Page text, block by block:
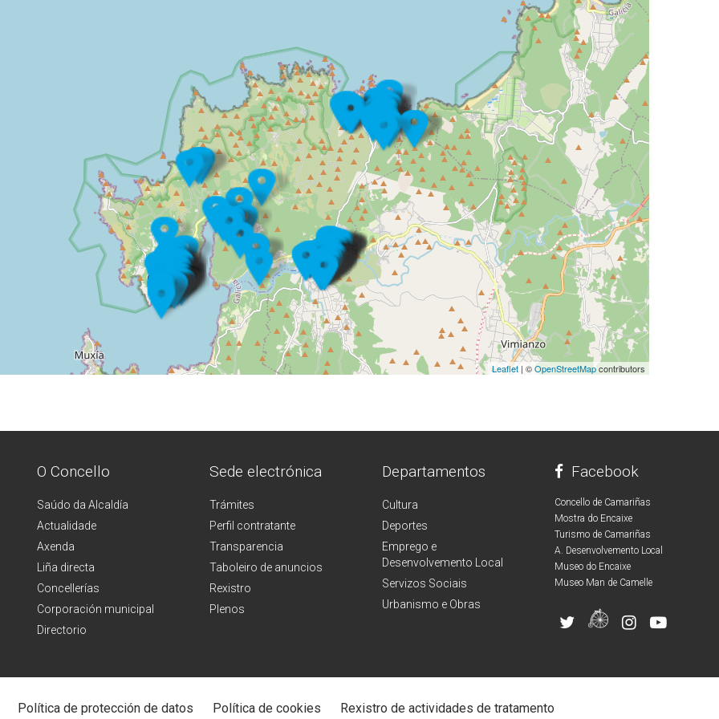
Leaflet | ©OpenStreetMapcontributors
O Concello
Saúdo da Alcaldía
Actualidade
Axenda
Liña directa
Concellerías
Corporación municipal
Directorio
Sede electrónica
Trámites
Perfil contratante
Transparencia
Taboleiro de anuncios
Rexistro
Plenos
Departamentos
Cultura
Deportes
Emprego e
Desenvolvemento Local
Servizos Sociais
Urbanismo e Obras
Facebook
Concello de Camariñas
Mostra do Encaixe
Turismo de Camariñas
A. Desenvolvemento Local
Museo do Encaixe
Museo Man de Camelle
Política de protección de datos Política de cookies Rexistro de actividades de tratamento